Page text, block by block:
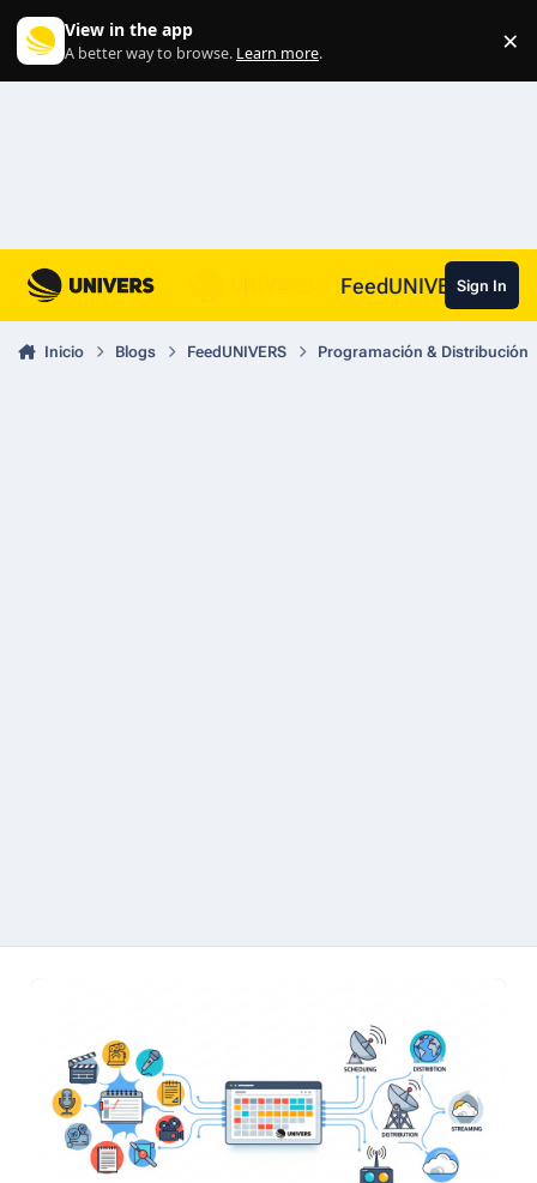
View in the app
A better way to browse. Learn more. ×
FeedUNIVERSSign In
Inicio Blogs FeedUNIVERS Programación & Distribución